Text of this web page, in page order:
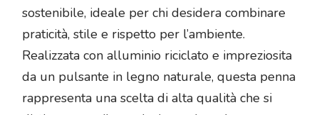
sostenibile, ideale per chi desidera combinare
praticità, stile e rispetto per l’ambiente.
Realizzata con alluminio riciclato e impreziosita
da un pulsante in legno naturale, questa penna
rappresenta una scelta di alta qualità che si